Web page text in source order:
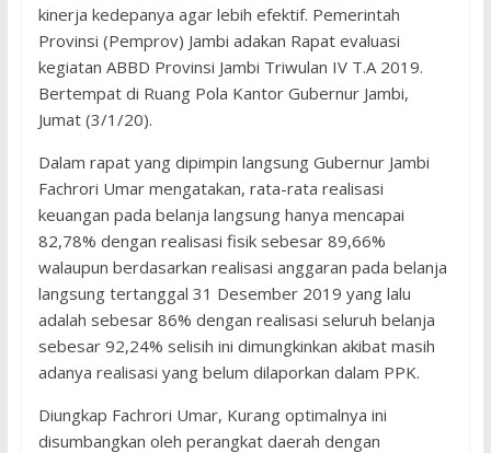
kinerja kedepanya agar lebih efektif. Pemerintah
Provinsi (Pemprov) Jambi adakan Rapat evaluasi
kegiatan ABBD Provinsi Jambi Triwulan IV T.A 2019.
Bertempat di Ruang Pola Kantor Gubernur Jambi,
Jumat (3/1/20).
Dalam rapat yang dipimpin langsung Gubernur Jambi
Fachrori Umar mengatakan, rata-rata realisasi
keuangan pada belanja langsung hanya mencapai
82,78% dengan realisasi fisik sebesar 89,66%
walaupun berdasarkan realisasi anggaran pada belanja
langsung tertanggal 31 Desember 2019 yang lalu
adalah sebesar 86% dengan realisasi seluruh belanja
sebesar 92,24% selisih ini dimungkinkan akibat masih
adanya realisasi yang belum dilaporkan dalam PPK.
Diungkap Fachrori Umar, Kurang optimalnya ini
disumbangkan oleh perangkat daerah dengan